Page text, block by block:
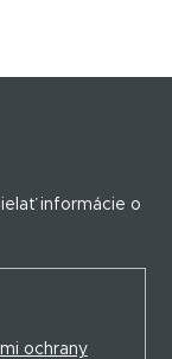
informácie o
ochrany